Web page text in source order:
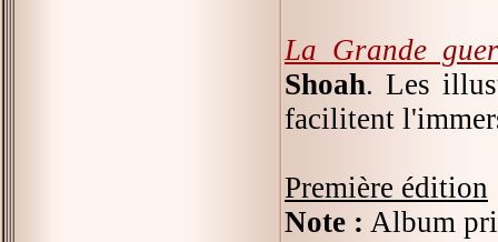
La Grande
Shoah. Les
facilitent
Première édition
Note : Album